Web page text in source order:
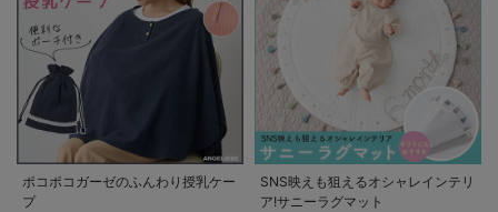
ポコポコガーゼのふんわり授乳ケー
プ
SNS映えも狙えるオシャレインテリ
ア!サニーラグマット